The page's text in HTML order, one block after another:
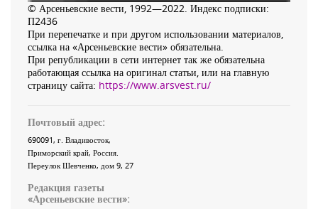
© Арсеньевские вести, 1992—2022. Индекс подписки:
П2436
При перепечатке и при другом использовании материалов,
ссылка на «Арсеньевские вести» обязательна.
При републикации в сети интернет так же обязательна
работающая ссылка на оригинал статьи, или на главную
страницу сайта: https://www.arsvest.ru/
Почтовый адрес:
690091, г. Владивосток,
Приморский край, Россия
Переулок Шевченко, дом 9, 27
Редакция газеты
«Арсеньевские вести»: